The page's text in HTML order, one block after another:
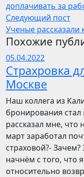
доплачивать за
Следующий пост
Ученые рассказали
Похожие
05.04.2022
Страхровка
Москве
Наш коллега из
бронирования стал
рассказал мне, что
март заработал
страховой?-
начнём с того, что
относительно